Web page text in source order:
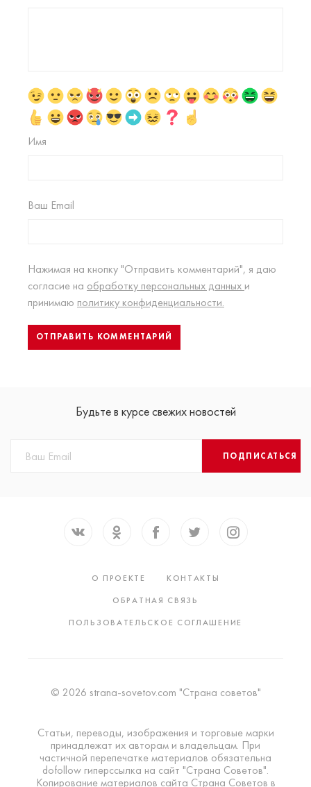
Имя
Ваш Email
Нажимая на кнопку "Отправить комментарий", я даю
согласие на обработку персональных данных и
принимаю политику конфиденциальности.
Будьте в курсе свежих новостей
ПОДПИСАТЬСЯ
О ПРОЕКТЕ
КОНТАКТЫ
ОБРАТНАЯ СВЯЗЬ
ПОЛЬЗОВАТЕЛЬСКОЕ СОГЛАШЕНИЕ
© 2026 strana-sovetov.com "Страна советов"
Статьи, переводы, изображения и торговые марки
принадлежат их авторам и владельцам. При
частичной перепечатке материалов обязательна
dofollow гиперссылка на сайт "Страна Советов".
Копирование материалов сайта Страна Советов в